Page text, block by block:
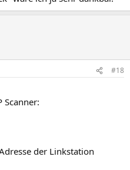
#18
Scanner:
der Linkstation